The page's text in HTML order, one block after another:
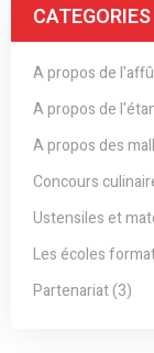
CATEGORIES
A propos de
A propos de
A propos des
Concours
Ustensiles et
Les écoles
Partenariat (3)